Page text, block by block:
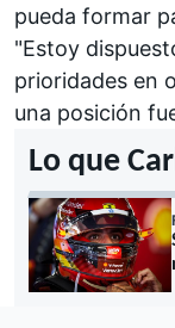
pueda formar
"Estoy
prioridades en
una posición
Lo que